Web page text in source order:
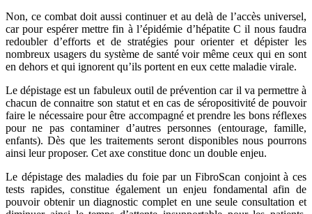
Non, ce combat doit aussi continuer et au delà de l’accès universel,
car pour espérer mettre fin à l’épidémie d’hépatite C il nous faudra
redoubler d’efforts et de stratégies pour orienter et dépister les
nombreux usagers du système de santé voir même ceux qui en sont
en dehors et qui ignorent qu’ils portent en eux cette maladie virale.
Le dépistage est un fabuleux outil de prévention car il va permettre à
chacun de connaitre son statut et en cas de séropositivité de pouvoir
faire le nécessaire pour être accompagné et prendre les bons réflexes
pour ne pas contaminer d’autres personnes (entourage, famille,
enfants). Dès que les traitements seront disponibles nous pourrons
ainsi leur proposer. Cet axe constitue donc un double enjeu.
Le dépistage des maladies du foie par un FibroScan conjoint à ces
tests rapides, constitue également un enjeu fondamental afin de
pouvoir obtenir un diagnostic complet en une seule consultation et